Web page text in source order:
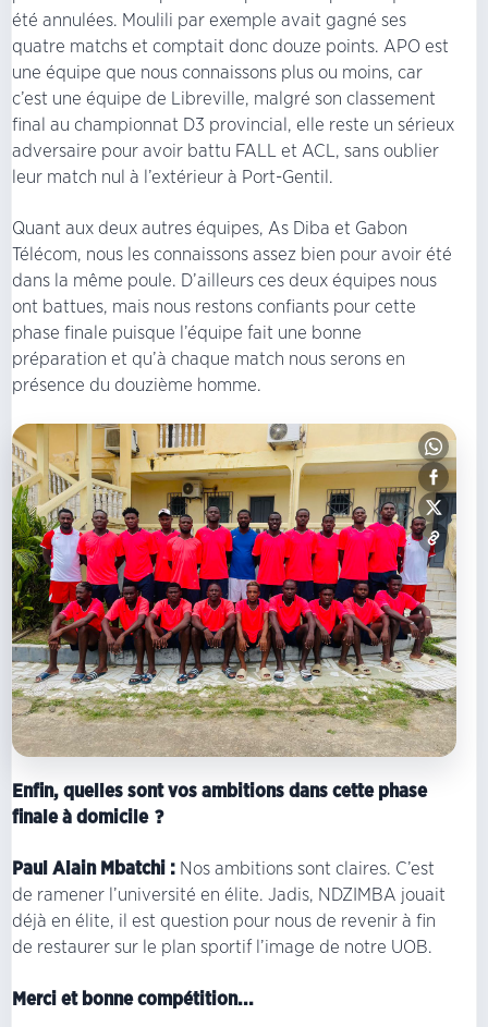
été annulées. Moulili par exemple avait gagné ses
quatre matchs et comptait donc douze points. APO est
une équipe que nous connaissons plus ou moins, car
c’est une équipe de Libreville, malgré son classement
final au championnat D3 provincial, elle reste un sérieux
adversaire pour avoir battu FALL et ACL, sans oublier
leur match nul à l’extérieur à Port-Gentil.
Quant aux deux autres équipes, As Diba et Gabon
Télécom, nous les connaissons assez bien pour avoir été
dans la même poule. D’ailleurs ces deux équipes nous
ont battues, mais nous restons confiants pour cette
phase finale puisque l’équipe fait une bonne
préparation et qu’à chaque match nous serons en
présence du douzième homme.
Enfin, quelles sont vos ambitions dans cette phase
finale à domicile ?
Paul Alain Mbatchi : Nos ambitions sont claires. C’est
de ramener l’université en élite. Jadis, NDZIMBA jouait
déjà en élite, il est question pour nous de revenir à fin
de restaurer sur le plan sportif l’image de notre UOB.
Merci et bonne compétition...